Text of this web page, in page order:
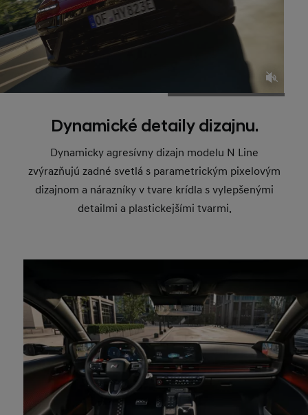
Dynamické detaily dizajnu.
Dynamicky agresívny dizajn modelu N Line
zvýrazňujú zadné svetlá s parametrickým pixelovým
dizajnom a nárazníky v tvare krídla s vylepšenými
detailmi a plastickejšími tvarmi.